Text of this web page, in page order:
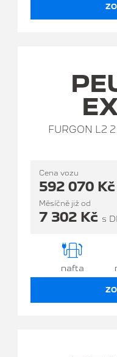
FURGON L2
Cena vozu
592 070 Kč
Měsíčně již od
7 302 Kč s
nafta